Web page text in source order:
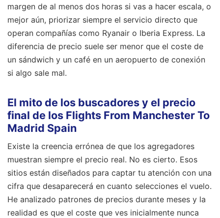
margen de al menos dos horas si vas a hacer escala, o
mejor aún, priorizar siempre el servicio directo que
operan compañías como Ryanair o Iberia Express. La
diferencia de precio suele ser menor que el coste de
un sándwich y un café en un aeropuerto de conexión
si algo sale mal.
El mito de los buscadores y el precio
final de los Flights From Manchester To
Madrid Spain
Existe la creencia errónea de que los agregadores
muestran siempre el precio real. No es cierto. Esos
sitios están diseñados para captar tu atención con una
cifra que desaparecerá en cuanto selecciones el vuelo.
He analizado patrones de precios durante meses y la
realidad es que el coste que ves inicialmente nunca